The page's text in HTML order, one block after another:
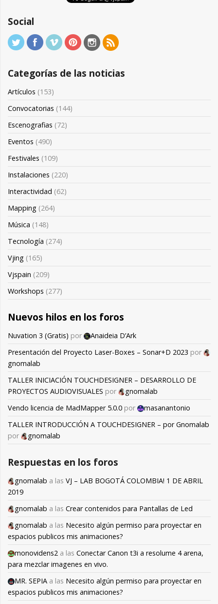
Social
Categorías de las noticias
Artículos (153)
Convocatorias (144)
Escenografias (72)
Eventos (490)
Festivales (109)
Instalaciones (220)
Interactividad (62)
Mapping (264)
Música (148)
Tecnología (274)
Vjing (165)
Vjspain (209)
Workshops (277)
Nuevos hilos en los foros
Nuvation 3 (Gratis) por
Anaideia D’Ark
Presentación del Proyecto Laser-Boxes – Sonar+D 2023 por
gnomalab
TALLER INICIACIÓN TOUCHDESIGNER – DESARROLLO DE
PROYECTOS AUDIOVISUALES por
gnomalab
Vendo licencia de MadMapper 5.0.0 por
masanantonio
TALLER INTRODUCCIÓN A TOUCHDESIGNER – por Gnomalab
por
gnomalab
Respuestas en los foros
gnomalab a las VJ – LAB BOGOTÁ COLOMBIA! 1 DE ABRIL
2019
gnomalab a las Crear contenidos para Pantallas de Led
gnomalab a las Necesito algún permiso para proyectar en
espacios publicos mis animaciones?
monovidens2 a las Conectar Canon t3i a resolume 4 arena,
para mezclar imagenes en vivo.
MR. SEPIA a las Necesito algún permiso para proyectar en
espacios publicos mis animaciones?